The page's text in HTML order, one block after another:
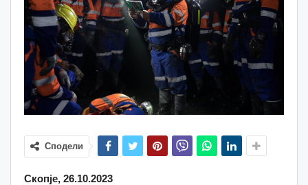
Сподели
Скопје, 26.10.2023